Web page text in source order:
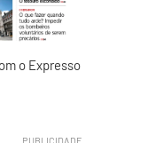
o Expresso